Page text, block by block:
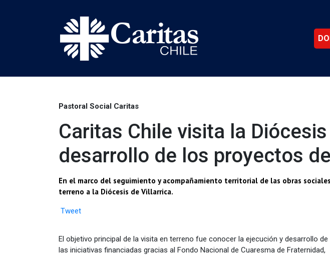
Pastoral Social Caritas
Caritas Chile visita la
desarrollo de los proyectos
En el marco del seguimiento y acompañamiento territorial de las obras
terreno a la Diócesis de Villarrica.
Tweet
El objetivo principal de la visita en terreno fue conocer la ejecución y desarrollo de
las iniciativas financiadas gracias al Fondo Nacional de Cuaresma de Fraternidad,